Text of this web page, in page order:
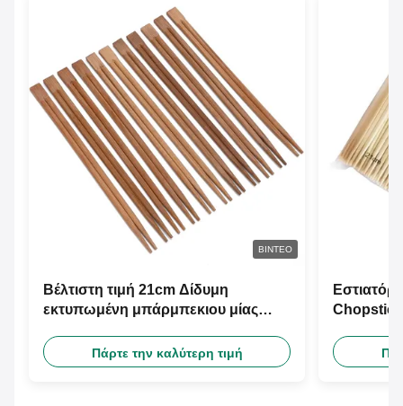
ΒΊΝΤΕΟ
Βέλτιστη τιμή 21cm Δίδυμη
εκτυπωμένη μπάρμπεκιου μίας
δωρεάν σχεδιασμό
προσαρμοσμένο χαρτί μανίκι
Πάρτε την καλύτερη τιμή